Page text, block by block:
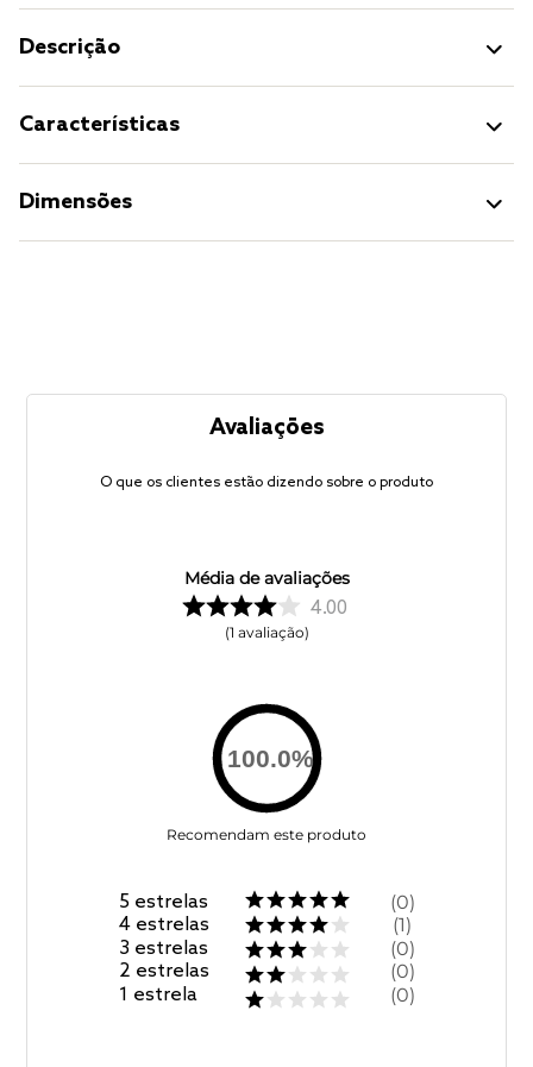
Descrição
Características
Dimensões
Avaliações
O que os clientes estão dizendo sobre o produto
Média de avaliações
4.00
1 avaliação
100.0%
Recomendam este produto
5 estrelas
4 estrelas
3 estrelas
2 estrelas
1 estrela
0
1
0
0
0